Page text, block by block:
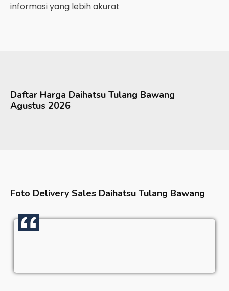
informasi yang lebih akurat
Daftar Harga Daihatsu Tulang Bawang
Agustus 2026
Foto Delivery Sales Daihatsu Tulang Bawang